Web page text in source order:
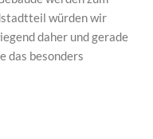
würden wir
daher und gerade
das besonders